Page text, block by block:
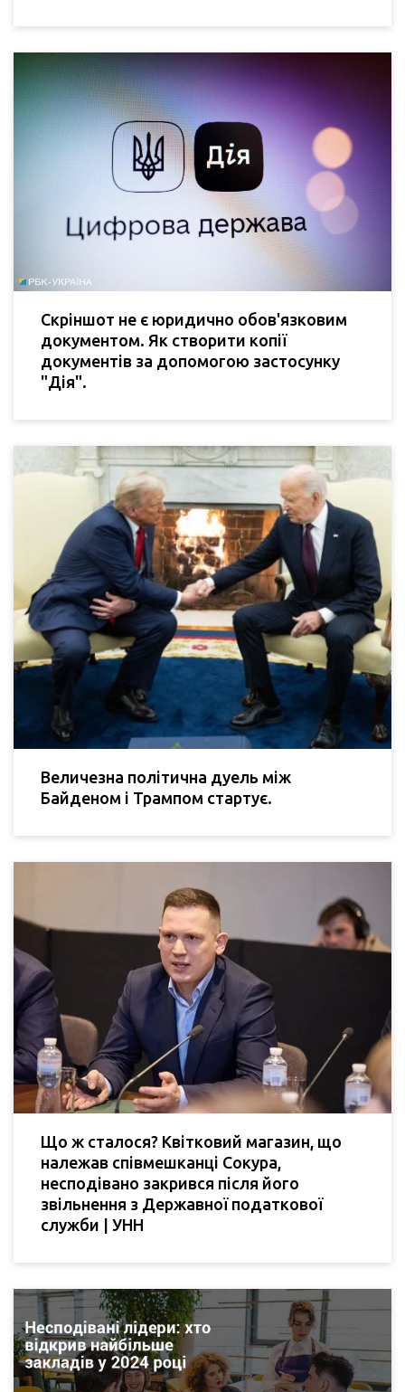
Скріншот не є юридично обов'язковим
документом. Як створити копії
документів за допомогою застосунку
"Дія".
Величезна політична дуель між
Байденом і Трампом стартує.
Що ж сталося? Квітковий магазин, що
належав співмешканці Сокура,
несподівано закрився після його
звільнення з Державної податкової
служби | УНН